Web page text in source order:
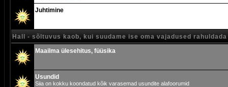
Juhtimine
Hall - sõltuvus kaob, kui suudame ise oma vajadused rahuldada
Maailma ülesehitus, füüsika
Usundid
Siia on kokku koondatud kõik varasemad usundite alafoorumid